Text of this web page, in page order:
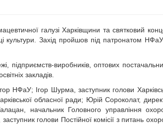
галузі Харківщини та святковий
культури. Захід пройшов під патронатом
підприємств-виробників, оптових
закладів.
НФаУ; Ігор Шурма, заступник голови
обласної ради; Юрій Сороколат,
начальник Головного управління
голови Постійної комісії з питань